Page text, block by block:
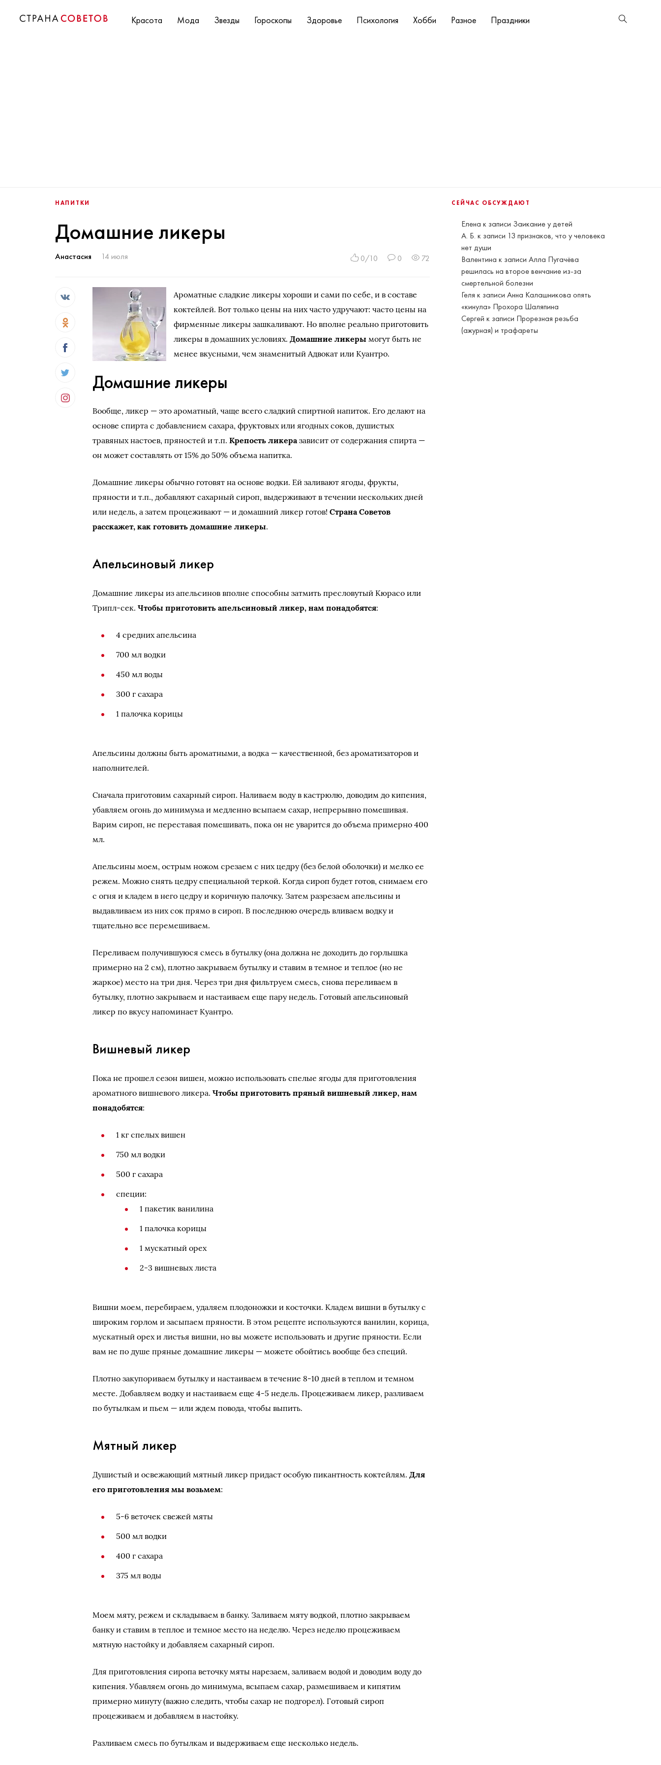
Красота Мода Звезды Гороскопы Здоровье Психология Хобби Разное Праздники
СЕЙЧАС ОБСУЖДАЮТ
Елена к записи Заикание у детей
А. Б. к записи 13 признаков, что у человека
нет души
Валентина к записиАлла Пугачёва
решилась на второе венчание из-за
смертельной болезни
Геля к записиАнна Калашникова опять
«кинула» Прохора Шаляпина
Сергей к записи Прорезная резьба
(ажурная) и трафареты
НАПИТКИ
Домашние ликеры
Анастасия 14 июля 0/10 0 72
Ароматные сладкие ликеры хороши и сами по себе, и в составе
коктейлей. Вот только цены на них часто удручают: часто цены на
фирменные ликеры зашкаливают. Но вполне реально приготовить
ликеры в домашних условиях.Домашние ликеры могут быть не
менее вкусными, чем знаменитый Адвокат или Куантро.
Домашние ликеры
Вообще, ликер — это ароматный, чаще всего сладкий спиртной напиток. Его делают на
основе спирта с добавлением сахара, фруктовых или ягодных соков, душистых
травяных настоев, пряностей и т.п.Крепость ликеразависит от содержания спирта —
он может составлять от 15% до 50% объема напитка.
Домашние ликеры обычно готовят на основе водки. Ей заливают ягоды, фрукты,
пряности и т.п., добавляют сахарный сироп, выдерживают в течении нескольких дней
или недель, а затем процеживают — и домашний ликер готов!Страна Советов
расскажет, как готовить домашние ликеры.
Апельсиновый ликер
Домашние ликеры из апельсинов вполне способны затмить пресловутый Кюрасо или
Трипл-сек.Чтобы приготовить апельсиновый ликер, нам понадобятся:
4 средних апельсина
700 мл водки
450 мл воды
300 г сахара
1 палочка корицы
Апельсины должны быть ароматными, а водка — качественной, без ароматизаторов и
наполнителей.
Сначала приготовим сахарный сироп. Наливаем воду в кастрюлю, доводим до кипения,
убавляем огонь до минимума и медленно всыпаем сахар, непрерывно помешивая.
Варим сироп, не переставая помешивать, пока он не уварится до объема примерно 400
мл.
Апельсины моем, острым ножом срезаем с них цедру (без белой оболочки) и мелко ее
режем. Можно снять цедру специальной теркой. Когда сироп будет готов, снимаем его
с огня и кладем в него цедру и коричную палочку. Затем разрезаем апельсины и
выдавливаем из них сок прямо в сироп. В последнюю очередь вливаем водку и
тщательно все перемешиваем.
Переливаем получившуюся смесь в бутылку (она должна не доходить до горлышка
примерно на 2 см), плотно закрываем бутылку и ставим в темное и теплое (но не
жаркое) место на три дня. Через три дня фильтруем смесь, снова переливаем в
бутылку, плотно закрываем и настаиваем еще пару недель. Готовый апельсиновый
ликер по вкусу напоминает Куантро.
Вишневый ликер
Пока не прошел сезон вишен, можно использовать спелые ягоды для приготовления
ароматного вишневого ликера.Чтобы приготовить пряный вишневый ликер, нам
понадобятся:
1 кг спелых вишен
750 мл водки
500 г сахара
специи:
1 пакетик ванилина
1 палочка корицы
1 мускатный орех
2-3 вишневых листа
Вишни моем, перебираем, удаляем плодоножки и косточки. Кладем вишни в бутылку с
широким горлом и засыпаем пряности. В этом рецепте используются ванилин, корица,
мускатный орех и листья вишни, но вы можете использовать и другие пряности. Если
вам не по душе пряные домашние ликеры — можете обойтись вообще без специй.
Плотно закупориваем бутылку и настаиваем в течение 8-10 дней в теплом и темном
месте. Добавляем водку и настаиваем еще 4-5 недель. Процеживаем ликер, разливаем
по бутылкам и пьем — или ждем повода, чтобы выпить.
Мятный ликер
Душистый и освежающий мятный ликер придаст особую пикантность коктейлям.Для
его приготовления мы возьмем:
5-6 веточек свежей мяты
500 мл водки
400 г сахара
375 мл воды
Моем мяту, режем и складываем в банку. Заливаем мяту водкой, плотно закрываем
банку и ставим в теплое и темное место на неделю. Через неделю процеживаем
мятную настойку и добавляем сахарный сироп.
Для приготовления сиропа веточку мяты нарезаем, заливаем водой и доводим воду до
кипения. Убавляем огонь до минимума, всыпаем сахар, размешиваем и кипятим
примерно минуту (важно следить, чтобы сахар не подгорел). Готовый сироп
процеживаем и добавляем в настойку.
Разливаем смесь по бутылкам и выдерживаем еще несколько недель.